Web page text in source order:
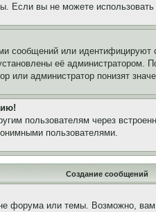
Если вы не можете
или
её
или администратор понизят
пользователям через
пользователями.
Создание сообщений
форума или темы. Возможно,